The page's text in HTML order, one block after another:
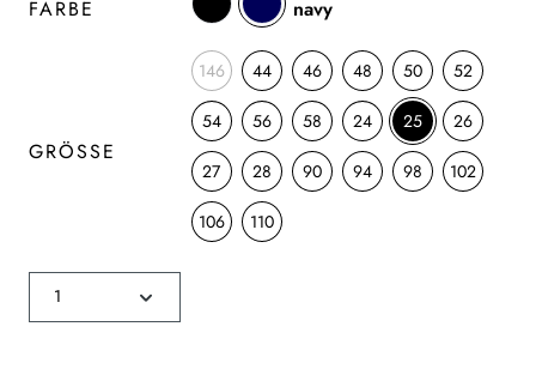
FARBE navy
GRÖSSE
146 44 46 48 50 52
54 56 58 24 25 26
27 28 90 94 98 102
106 110